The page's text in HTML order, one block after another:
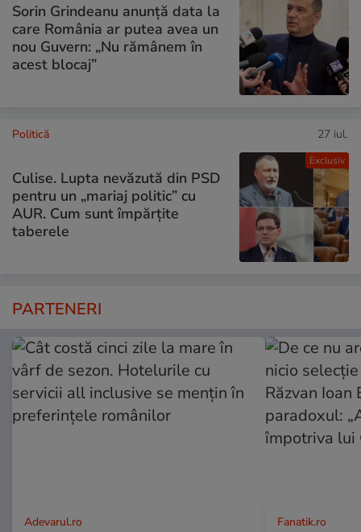
Sorin Grindeanu anunță data la
care România ar putea avea un
nou Guvern: „Nu rămânem în
acest blocaj”
Exclusiv
Politică 27 iul.
Culise. Lupta nevăzută din PSD
pentru un „mariaj politic” cu
AUR. Cum sunt împărțite
taberele
PARTENERI
Adevarul.ro Fanatik.ro